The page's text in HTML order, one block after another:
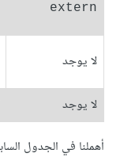
extern
لا يوجد
لا يوجد
أهملنا في الجدول